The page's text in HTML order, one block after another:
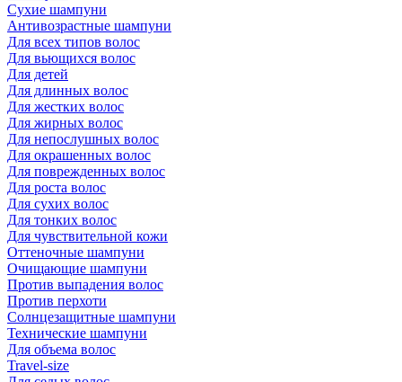
Сухие шампуни
Антивозрастные шампуни
Для всех типов волос
Для вьющихся волос
Для детей
Для длинных волос
Для жестких волос
Для жирных волос
Для непослушных волос
Для окрашенных волос
Для поврежденных волос
Для роста волос
Для сухих волос
Для тонких волос
Для чувствительной кожи
Оттеночные шампуни
Очищающие шампуни
Против выпадения волос
Против перхоти
Солнцезащитные шампуни
Технические шампуни
Для объема волос
Travel-size